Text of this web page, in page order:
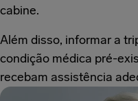
cabine.
Além disso, informar a
condição médica pré-
recebam assistência